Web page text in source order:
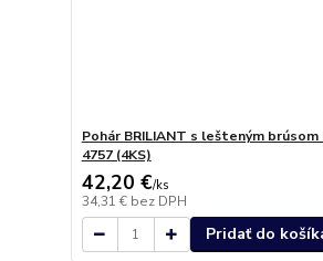
Pohár BRILIANT s lešteným brúsom
4757 (4KS)
42,20 €/ks
34,31 € bez DPH
Pridať do